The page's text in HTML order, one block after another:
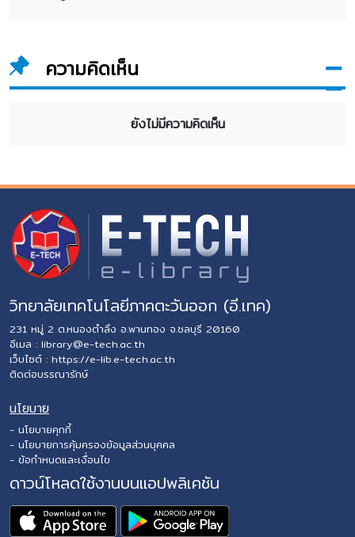
ความคิดเห็น
ยังไม่มีความคิดเห็น
วิทยาลัยเทคโนโลยีภาคตะวันออก (อี.เทค)
231 หมู่ 2 ต.หนองตำลึง อ.พานทอง จ.ชลบุรี 20160
อีเมล : library@e-tech.ac.th
เว็บไซต์ : https://e-lib.e-tech.ac.th
ติดต่อบรรณารักษ์
นโยบาย
- นโยบายคุกกี้
- นโยบายการคุ้มครองข้อมูลส่วนบุคคล
- ข้อกำหนดและเงื่อนไข
ดาวน์โหลดใช้งานบนแอปพลิเคชัน